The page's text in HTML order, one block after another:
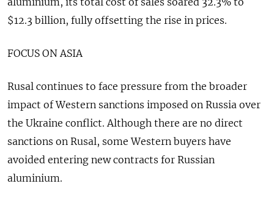
$12.3 billion, ​fully offsetting the rise in prices.
FOCUS ON ASIA
Rusal continues to face pressure from the broader
impact ‌of Western sanctions imposed on Russia over
the Ukraine conflict. Although there are no direct
sanctions on Rusal, some Western buyers have
avoided entering new contracts for Russian
aluminium.